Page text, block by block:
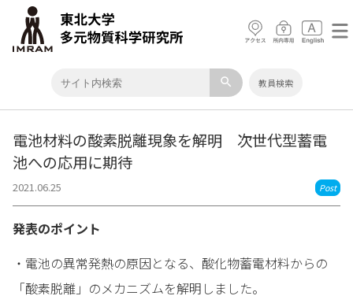
search 教員検索
電池材料の酸素脱離現象を解明 次世代型蓄電
池への応用に期待
2021.06.25 Post
発表のポイント
・電池の異常発熱の原因となる、酸化物蓄電材料からの
「酸素脱離」のメカニズムを解明しました。